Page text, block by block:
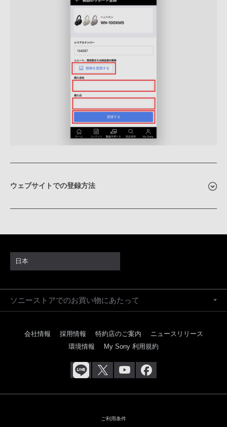
ウェブサイトでの登録方法
日本
ソニーストアでのお買い物にあたって
会社情報 採用情報 特約店のご案内
ニュースリリース
環境情報
My Sony 利用規約
ご利用条件